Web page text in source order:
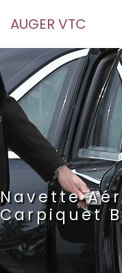
AUGER VTC
Navette
Carpiquet